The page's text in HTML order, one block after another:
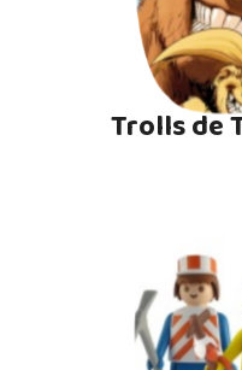
Trolls de